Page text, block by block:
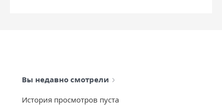
Вы недавно смотрели
История просмотров пуста